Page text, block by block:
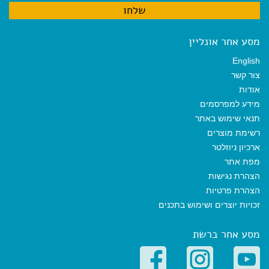
מסע אחר אונליין
English
צור קשר
אודות
מידע למפרסמים
תנאי שימוש באתר
רשימת מוצרים
ארכיון ניוזלטר
מפת אתר
הצהרת נגישות
הצהרת פרטיות
זכויות יוצרים ושימוש בתכנים
מסע אחר ברשת